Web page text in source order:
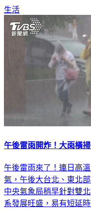
生活
午後雷雨開炸！大雨橫
午後雷雨來了！連日高
氣，午後大台北、東北
中央氣象局稍早針對雙
系發展旺盛，易有短延